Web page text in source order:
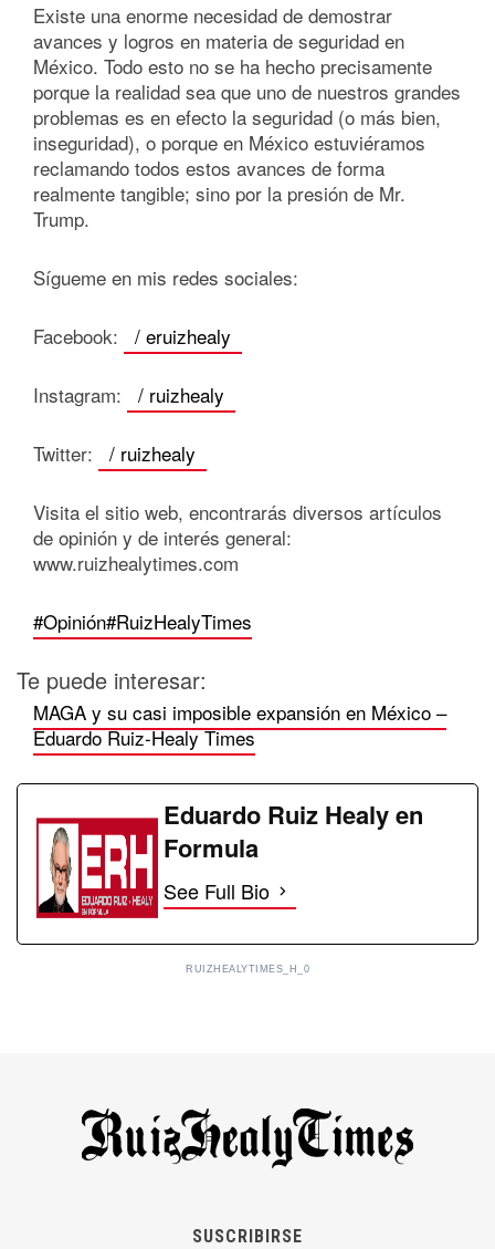
Existe una enorme necesidad de demostrar
avances y logros en materia de seguridad en
México. Todo esto no se ha hecho precisamente
porque la realidad sea que uno de nuestros grandes
problemas es en efecto la seguridad (o más bien,
inseguridad), o porque en México estuviéramos
reclamando todos estos avances de forma
realmente tangible; sino por la presión de Mr.
Trump.
Sígueme en mis redes sociales:
Facebook: / eruizhealy
Instagram: / ruizhealy
Twitter: / ruizhealy
Visita el sitio web, encontrarás diversos artículos
de opinión y de interés general:
www.ruizhealytimes.com
#Opinión#RuizHealyTimes
Te puede interesar:
MAGA y su casi imposible expansión en México –
Eduardo Ruiz-Healy Times
Eduardo Ruiz Healy en
Formula
See Full Bio
RUIZHEALYTIMES_H_0
SUSCRIBIRSE